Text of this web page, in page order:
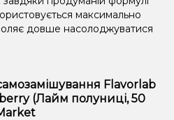
максимально
довше насолоджуватися
Flavorlab
(Лайм полуниці, 50